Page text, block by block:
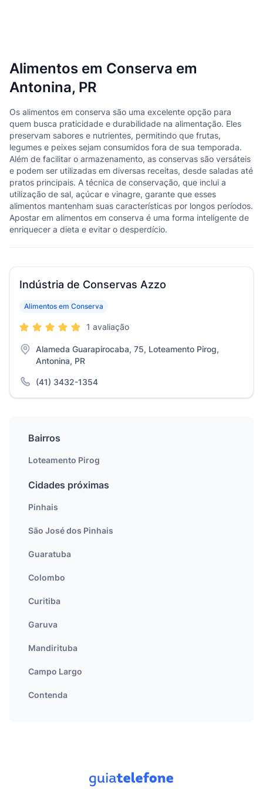
Alimentos em Conserva em
Antonina, PR
Os alimentos em conserva são uma excelente opção para
quem busca praticidade e durabilidade na alimentação. Eles
preservam sabores e nutrientes, permitindo que frutas,
legumes e peixes sejam consumidos fora de sua temporada.
Além de facilitar o armazenamento, as conservas são versáteis
e podem ser utilizadas em diversas receitas, desde saladas até
pratos principais. A técnica de conservação, que inclui a
utilização de sal, açúcar e vinagre, garante que esses
alimentos mantenham suas características por longos períodos.
Apostar em alimentos em conserva é uma forma inteligente de
enriquecer a dieta e evitar o desperdício.
Indústria de Conservas Azzo
Alimentos em Conserva
1 avaliação
Alameda Guarapirocaba, 75, Loteamento Pirog,
Antonina, PR
(41) 3432-1354
Bairros
Loteamento Pirog
Cidades próximas
Pinhais
São José dos Pinhais
Guaratuba
Colombo
Curitiba
Garuva
Mandirituba
Campo Largo
Contenda